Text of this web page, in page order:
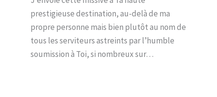
prestigieuse destination, au-delà de ma
propre personne mais bien plutôt au nom de
tous les serviteurs astreints par l’humble
soumission à Toi, si nombreux sur…